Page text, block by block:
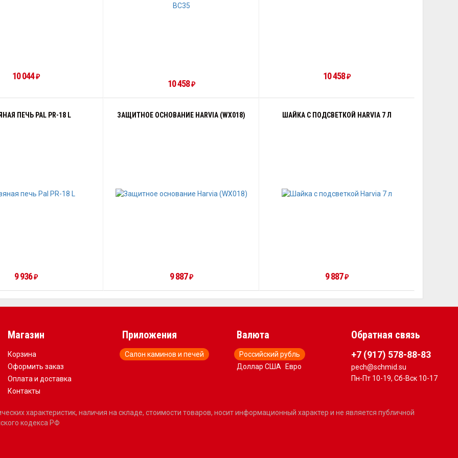
10 044₽
10 458₽
10 458₽
ПЕЧЬ PAL PR-18 L
9 936₽
ЗАЩИТНОЕ ОСНОВАНИЕ HARVIA (WX018)
9 887₽
ШАЙКА С ПОДСВЕТКОЙ HARVIA 7 Л
9 887₽
Магазин
Корзина
Оформить заказ
Оплата и доставка
Контакты
Приложения
Салон каминов и печей
Валюта
Российский рубль
Доллар США
Евро
Обратная связь
+7 (917) 578-88-83
pech@schmid.su
Пн-Пт 10-19, Сб-Вск 10-17
характеристик, наличия на складе, стоимости товаров, носит информационный характер и не является публичной
кодекса РФ